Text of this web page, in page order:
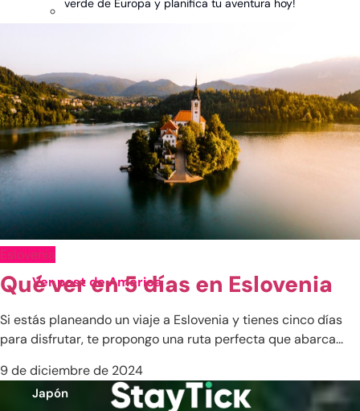
Ver post de América
Emiratos Árabes
Indonesia
Japón
Eslovenia
Qué ver en 5 días en Eslovenia
Si estás planeando un viaje a Eslovenia y tienes cinco días
para disfrutar, te propongo una ruta perfecta que abarca...
9 de diciembre de 2024